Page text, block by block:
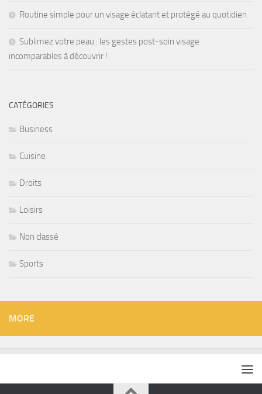
Routine simple pour un visage éclatant et protégé au quotidien
Sublimez votre peau : les gestes post-soin visage
incomparables à découvrir !
CATÉGORIES
Business
Cuisine
Droits
Loisirs
Non classé
Sports
MORE